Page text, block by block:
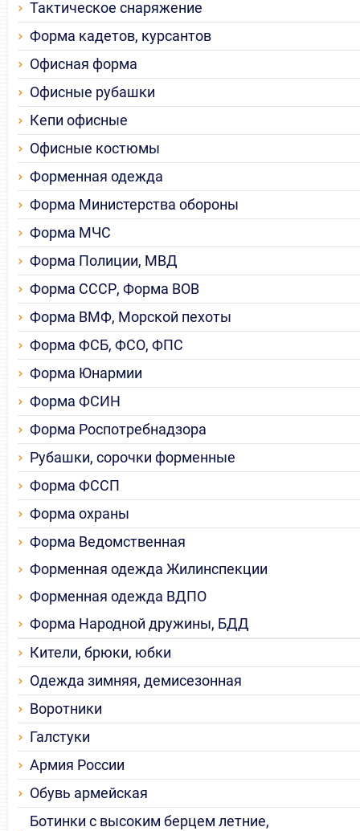
Тактическое снаряжение
Форма кадетов, курсантов
Офисная форма
Офисные рубашки
Кепи офисные
Офисные костюмы
Форменная одежда
Форма Министерства обороны
Форма МЧС
Форма Полиции, МВД
Форма СССР, Форма ВОВ
Форма ВМФ, Морской пехоты
Форма ФСБ, ФСО, ФПС
Форма Юнармии
Форма ФСИН
Форма Роспотребнадзора
Рубашки, сорочки форменные
Форма ФССП
Форма охраны
Форма Ведомственная
Форменная одежда Жилинспекции
Форменная одежда ВДПО
Форма Народной дружины, БДД
Кители, брюки, юбки
Одежда зимняя, демисезонная
Воротники
Галстуки
Армия России
Обувь армейская
Ботинки с высоким берцем летние,